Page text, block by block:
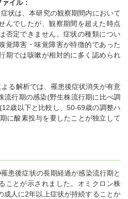
イル：
状は、本研究の観察期間内において
んでしたが、観察期間を超えた時点
否定できません。症状の種類につい
覚障害・味覚障害が特徴的であった
期では咳嗽が相対的に多く認められ
る解析では、罹患後症状消失が有意
流行期の感染(野生株流行期に比べ調
歳以下と比較し、50-69歳の調整ハ
に酸素投与を要したことが独立して
患後症状の長期経過が感染流行期と
ことが示されました。オミクロン株
成人に2年以上症状が持続することか